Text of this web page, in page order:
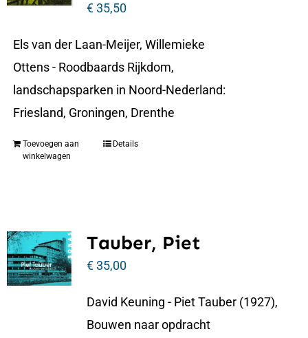
€35,50
Els van der Laan-Meijer, Willemieke
Ottens - Roodbaards Rijkdom,
landschapsparken in Noord-Nederland:
Friesland, Groningen, Drenthe
Toevoegen aan
winkelwagen
Details
Tauber, Piet
€35,00
David Keuning - Piet Tauber (1927),
Bouwen naar opdracht